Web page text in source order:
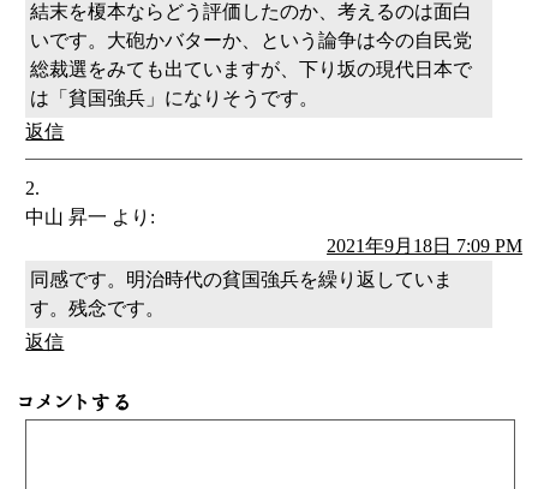
結末を榎本ならどう評価したのか、考えるのは面白
いです。大砲かバターか、という論争は今の自民党
総裁選をみても出ていますが、下り坂の現代日本で
は「貧国強兵」になりそうです。
返信
中山 昇一 より:
2021年9月18日 7:09 PM
同感です。明治時代の貧国強兵を繰り返していま
す。残念です。
返信
コメントする